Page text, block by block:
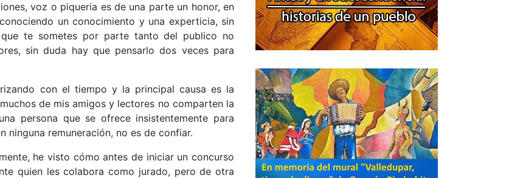
voz o piqueria es de una parte un honor, en
un conocimiento y una experticia, sin
te sometes por parte tanto del publico no
sin duda hay que pensarlo dos veces para
con el tiempo y la principal causa es la
de mis amigos y lectores no comparten la
persona que se ofrece insistentemente para
ninguna remuneración, no es de confiar.
he visto cómo antes de iniciar un concurso
quien les colabora como jurado, pero de otra